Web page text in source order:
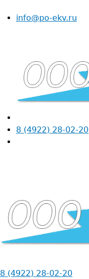
пропустить
info@po-ekv.ru
8 (4922) 28-02-20
8 (4922) 28-02-20